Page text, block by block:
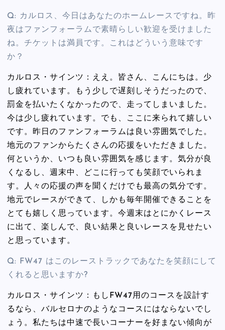
Q: カルロス、今日はあなたのホームレースですね。昨
夜はファンフォーラムで素晴らしい歓迎を受けました
ね。チケットは満員です。これはどういう意味です
か？
カルロス・サインツ：ええ。皆さん、こんにちは。少
し疲れています。もう少しで遅刻しそうだったので、
罰金を払いたくなかったので、走ってしまいました。
今は少し疲れています。でも、ここに来られて嬉しい
です。昨日のファンフォーラムは良い雰囲気でした。
地元のファンからたくさんの応援をいただきました。
何というか、いつも良い雰囲気を感じます。気分が良
くなるし、週末中、どこに行っても笑顔でいられま
す。人々の応援の声を聞くだけでも最高の気分です。
地元でレースができて、しかも毎年開催できることを
とても嬉しく思っています。今週末はとにかくレース
に出て、楽しんで、良い結果と良いレースを見せたい
と思っています。
Q: FW47 はこのレーストラックであなたを笑顔にして
くれると思いますか?
カルロス・サインツ：もしFW47用のコースを設計す
るなら、バルセロナのようなコースにはならないでし
ょう。私たちは中速で長いコーナーを好まない傾向が